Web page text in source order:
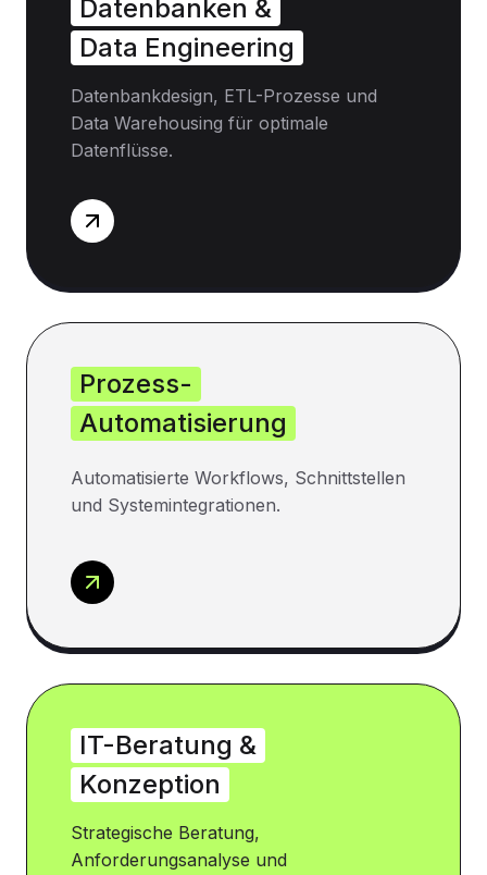
Datenbanken &
Data Engineering
Datenbankdesign, ETL-Prozesse und
Data Warehousing für optimale
Datenflüsse.
Prozess-
Automatisierung
Automatisierte Workflows, Schnittstellen
und Systemintegrationen.
IT-Beratung &
Konzeption
Strategische Beratung,
Anforderungsanalyse und